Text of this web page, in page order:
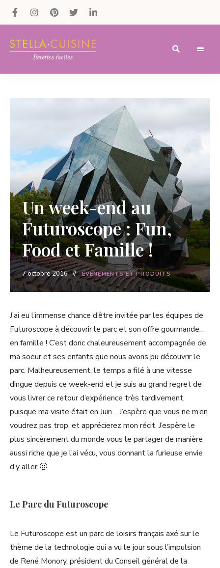
Recettes
recettes
végétariennes
!
Un week-end au
Futuroscope : Fun,
Food et Famille !
7 octobre 2016 ÉVÉNEMENTS ET PRODUITS
J’ai eu l’immense chance d’être invitée par les équipes de
Futuroscope à découvrir le parc et son offre gourmande…
en famille ! C’est donc chaleureusement accompagnée de
ma soeur et ses enfants que nous avons pu découvrir le
parc. Malheureusement, le temps a filé à une vitesse
dingue depuis ce week-end et je suis au grand regret de
vous livrer ce retour d’expérience très tardivement,
puisque ma visite était en Juin… J’espère que vous ne m’en
voudrez pas trop, et apprécierez mon récit. J’espère le
plus sincèrement du monde vous le partager de manière
aussi riche que je l’ai vécu, vous donnant la furieuse envie
d’y aller 🙂
Le Parc du Futuroscope
Le Futuroscope est un parc de loisirs français axé sur le
thème de la technologie qui a vu le jour sous l’impulsion
de René Monory, président du Conseil général de la